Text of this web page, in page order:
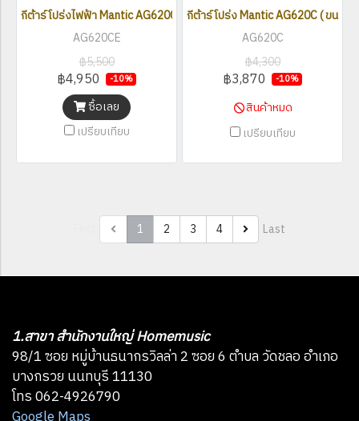
กีต้าร์โปร่งไฟฟ้า Mantic AG620CE ( ขนาด 41 นิ้ว )
AG620CE
฿5,500
฿4,950 -10%
ซื้อเลย
เปรียบเทียบ
กีต้าร์โปร่ง Mantic AG620C ( ขนาด
AG620C
฿4,300
฿3,870 -10%
สินค้าหมด
เปรียบเทียบ
1 2 3 4 Last
1.สาขา สำนักงานใหญ่ Homemusic
98/1 ซอย หมู่บ้านธนากรวิลล่า 2 ซอย 6 ตำบล วัดชลอ อำเภอ
บางกรวย นนทบุรี 11130
โทร 062-4926790